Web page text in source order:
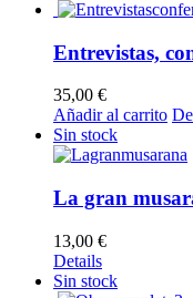
Entrevistas,
35,00 €
Añadir al carrito
Sin stock
La gran
13,00 €
Details
Sin stock